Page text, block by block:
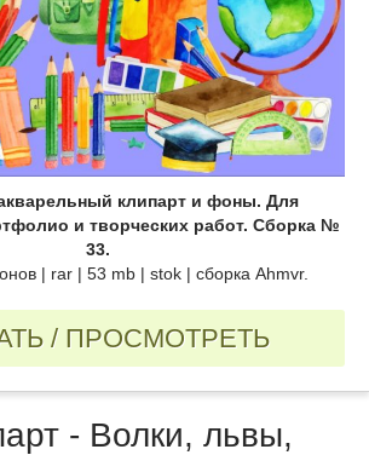
клипарт и фоны. Для
и творческих работ. Сборка №
33.
| rar | 53 mb | stok | сборка Ahmvr.
/ ПРОСМОТРЕТЬ
- Волки, львы,